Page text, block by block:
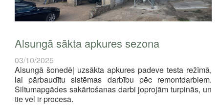
Alsungā sākta apkures sezona
03/10/2025
Alsungā šonedēļ uzsākta apkures padeve testa režīmā,
lai pārbaudītu sistēmas darbību pēc remontdarbiem.
Siltumapgādes sakārtošanas darbi joprojām turpinās, un
tie vēl ir procesā.